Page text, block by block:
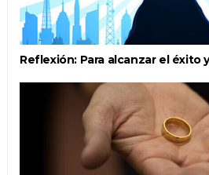
Reflexión: Para alcanzar el éxito